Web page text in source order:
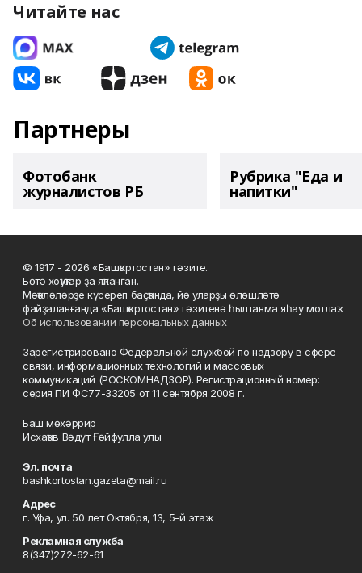
Читайте нас
Партнеры
Фотобанк
журналистов РБ
Рубрика "Еда и
напитки"
© 1917 - 2026 «Башҡортостан» гәзите.
Бөтә хоҡуҡтар ҙа яҡланған.
Мәҡәләләрҙе күсереп баҫҡанда, йә уларҙы өлөшләтә
файҙаланғанда «Башҡортостан» гәзитенә һылтанма яһау мотлаҡ.
Об использовании персональных данных
Зарегистрировано Федеральной службой по надзору в сфере
связи, информационных технологий и массовых
коммуникаций (РОСКОМНАДЗОР). Регистрационный номер:
серия ПИ ФС77-33205 от 11 сентября 2008 г.
Баш мөхәррир
Исхаҡов Вәдүт Ғәйфулла улы
Эл. почта
bashkortostan.gazeta@mail.ru
Адрес
г. Уфа, ул. 50 лет Октября, 13, 5-й этаж
Рекламная служба
8(347)272-62-61